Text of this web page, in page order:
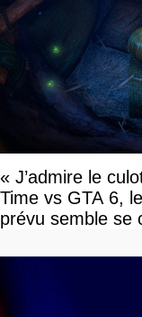
« J’admire le
Time vs GTA 6,
prévu semble se